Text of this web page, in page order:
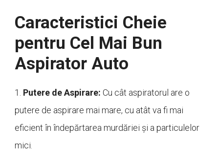
Caracteristici Cheie
pentru Cel Mai Bun
Aspirator Auto
1. Putere de Aspirare: Cu cât aspiratorul are o
putere de aspirare mai mare, cu atât va fi mai
eficient în îndepărtarea murdăriei și a particulelor
mici.